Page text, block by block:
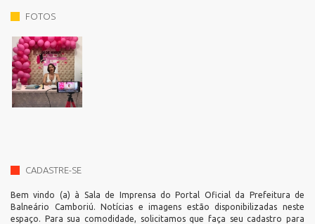
FOTOS
CADASTRE-SE
Bem vindo (a) à Sala de Imprensa do Portal Oficial da Prefeitura de
Balneário Camboriú. Notícias e imagens estão disponibilizadas neste
espaço. Para sua comodidade, solicitamos que faça seu cadastro para